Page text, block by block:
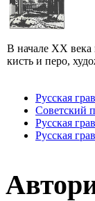
В начале XX
кисть и перо,
Русская
Советский
Русская
Русская